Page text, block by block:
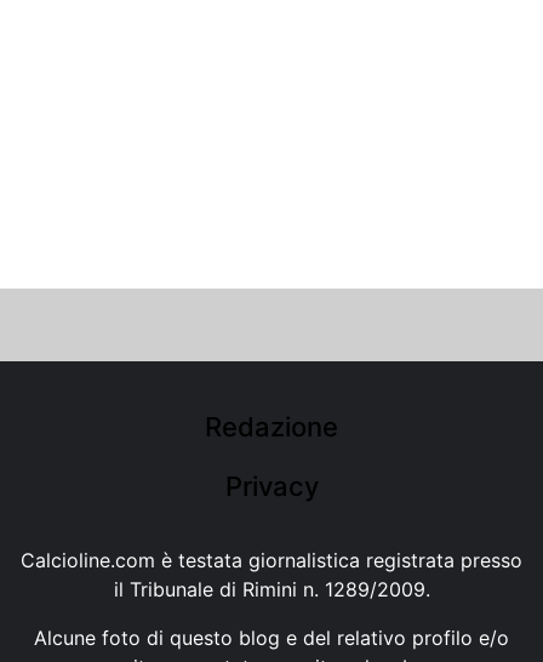
Redazione
Privacy
Calcioline.com è testata giornalistica registrata presso
il Tribunale di Rimini n. 1289/2009.
Alcune foto di questo blog e del relativo profilo e/o